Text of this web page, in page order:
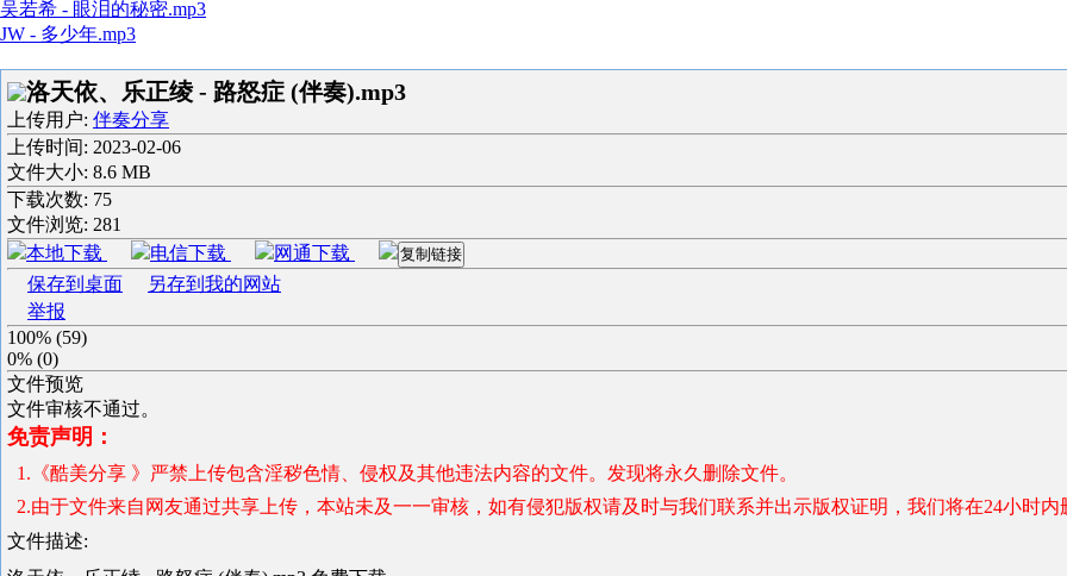
吴若希 - 眼泪的秘密.mp3
JW - 多少年.mp3
洛天依、乐正绫 - 路怒症 (伴奏).mp3
上传用户: 伴奏分享
上传时间: 2023-02-06
文件大小: 8.6 MB
下载次数: 75
文件浏览: 281
本地下载
电信下载 网通下载 复制链接
保存到桌面
另存到我的网站
举报
100% (59)
0% (0)
文件预览
文件审核不通过。
免责声明：
1.《酷美分享 》严禁上传包含淫秽色情、侵权及其他违法内容的文件。发现将永久删除文件。
2.由于文件来自网友通过共享上传，本站未及一一审核，如有侵犯版权请及时与我们联系并出示版权证明，我们将在24小时内
文件描述: